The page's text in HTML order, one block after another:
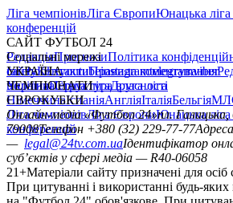
Ліга чемпіонівЛіга ЄвропиЮнацька
конференцій
САЙТ ФУТБОЛ 24
РедакціяПрогнозиПолітика
сайтуКонтактиПравила коментування
політикаСтруктура власності
Соціальні мережі
facebookxyoutubeinstagramtelegramviber
УКРАЇНА
УкраїнаПерша лігаДруга ліга
ЧЕМПІОНАТИ
НімеччинаІспаніяАнгліяІталіяБельгія
ЄВРОКУБКИ
Ліга чемпіонівЛіга ЄвропиЮнацька
конференцій
Онлайн-медіа «Футбол 24»пл. Галицька,
79008Телефон +380 (32) 229-77-77
— legal@24tv.com.uaІдентифікатор
суб’єктів у сфері медіа — R40-06058
21+Матеріали сайту призначені для
При цитуванні і використанні будь-яких